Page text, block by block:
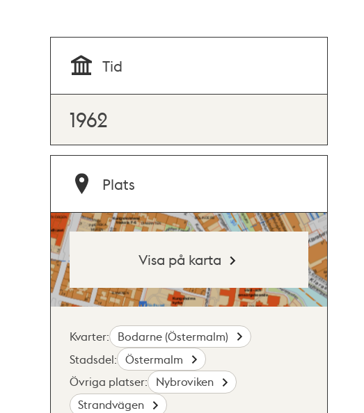
Tid
1962
Plats
Visa på karta
Kvarter:
Bodarne (Östermalm)
Stadsdel:
Östermalm
Övriga platser:
Nybroviken
Strandvägen